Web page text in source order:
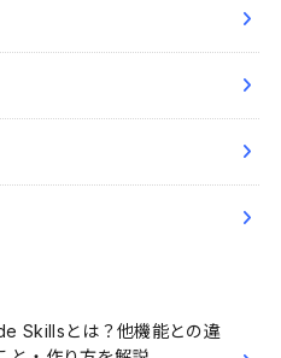
Skillsとは？他機能との違